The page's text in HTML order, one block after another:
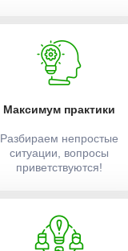
Максимум практики
Разбираем непростые
ситуации, вопросы
приветствуются!